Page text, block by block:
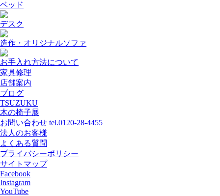
ベッド
デスク
造作・オリジナルソファ
お手入れ方法について
家具修理
店舗案内
ブログ
TSUZUKU
木の椅子展
お問い合わせ tel.0120-28-4455
法人のお客様
よくある質問
プライバシーポリシー
サイトマップ
Facebook
Instagram
YouTube